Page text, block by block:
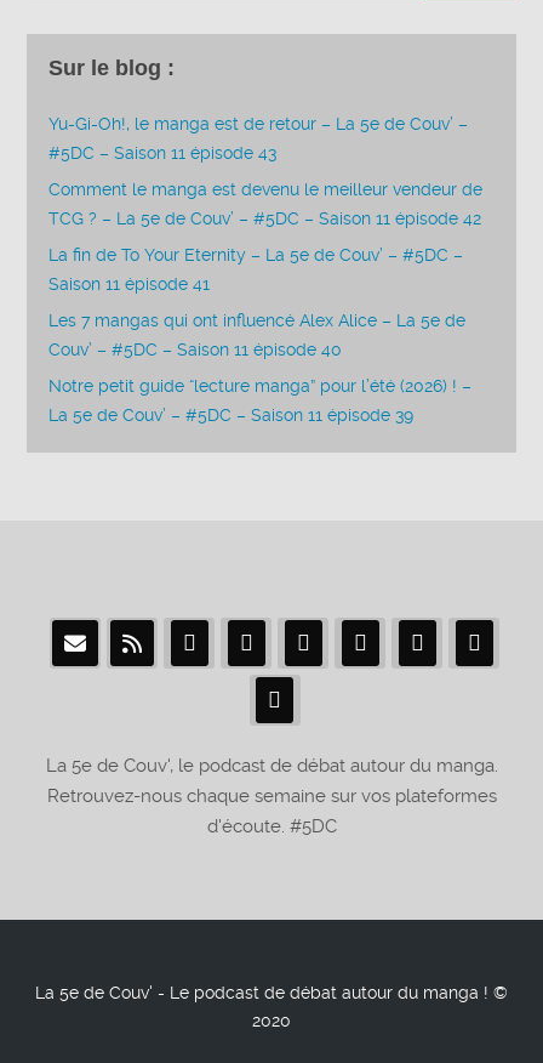
Sur le blog :
Yu-Gi-Oh!, le manga est de retour – La 5e de Couv’ –
#5DC – Saison 11 épisode 43
Comment le manga est devenu le meilleur vendeur de
TCG ? – La 5e de Couv’ – #5DC – Saison 11 épisode 42
La fin de To Your Eternity – La 5e de Couv’ – #5DC –
Saison 11 épisode 41
Les 7 mangas qui ont influencé Alex Alice – La 5e de
Couv’ – #5DC – Saison 11 épisode 40
Notre petit guide “lecture manga” pour l’été (2026) ! –
La 5e de Couv’ – #5DC – Saison 11 épisode 39
La 5e de Couv', le podcast de débat autour du manga.
Retrouvez-nous chaque semaine sur vos plateformes
d'écoute. #5DC
La 5e de Couv' - Le podcast de débat autour du manga ! ©
2020